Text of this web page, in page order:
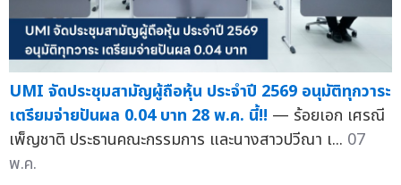
UMI จัดประชุมสามัญผู้ถือหุ้น ประจำปี 2569 อนุมัติทุกวาระ
เตรียมจ่ายปันผล 0.04 บาท 28 พ.ค. นี้!! — ร้อยเอก เศรณี
เพ็ญชาติ ประธานคณะกรรมการ และนางสาวปวีณา เ... 07
พ.ค.